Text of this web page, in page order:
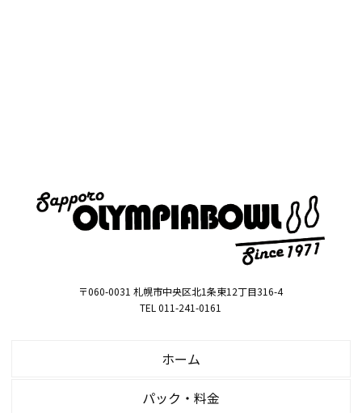
〒060-0031 札幌市中央区北1条東12丁目316-4
TEL 011-241-0161
ホーム
パック・料金